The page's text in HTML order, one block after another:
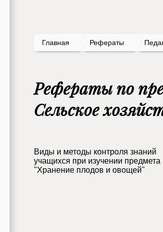
Главная Рефераты
Рефераты по
Сельское
Виды и методы контроля знаний
учащихся при изучении предмета
"Хранение плодов и овощей"